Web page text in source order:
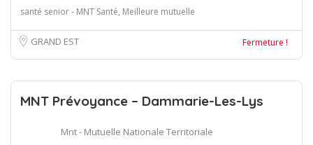
santé senior - MNT Santé, Meilleure mutuelle
GRAND EST Fermeture !
MNT Prévoyance – Dammarie-Les-Lys
Mnt - Mutuelle Nationale Territoriale